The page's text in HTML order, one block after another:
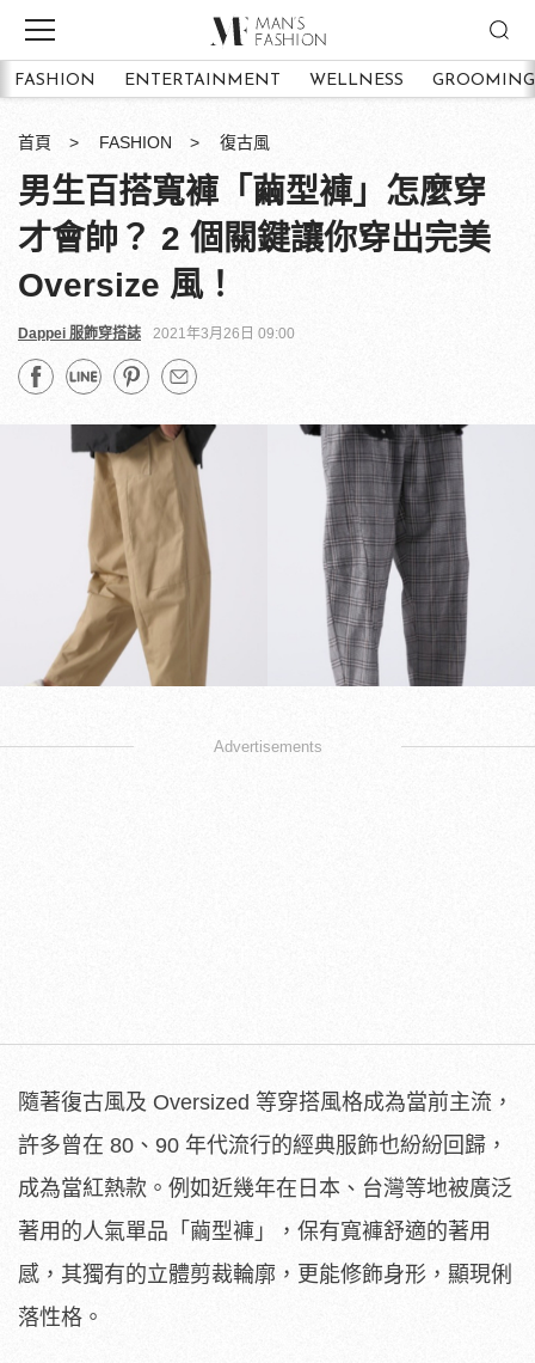
FASHION ENTERTAINMENT WELLNESS GROOMING
首頁 FASHION 復古風
男生百搭寬褲「繭型褲」怎麼穿
才會帥？ 2 個關鍵讓你穿出完美
Oversize 風！
Dappei 服飾穿搭誌 2021年3月26日 09:00
Advertisements
隨著復古風及 Oversized 等穿搭風格成為當前主流，
許多曾在 80、90 年代流行的經典服飾也紛紛回歸，
成為當紅熱款。例如近幾年在日本、台灣等地被廣泛
著用的人氣單品「繭型褲」，保有寬褲舒適的著用
感，其獨有的立體剪裁輪廓，更能修飾身形，顯現俐
落性格。